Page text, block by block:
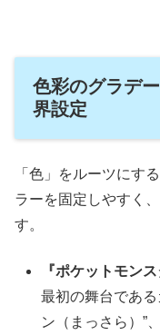
色彩のグラデ
界設定
「色」をルーツにす
ラーを固定しやすく
す。
『ポケットモン
最初の舞台であ
ン（まっさら）”